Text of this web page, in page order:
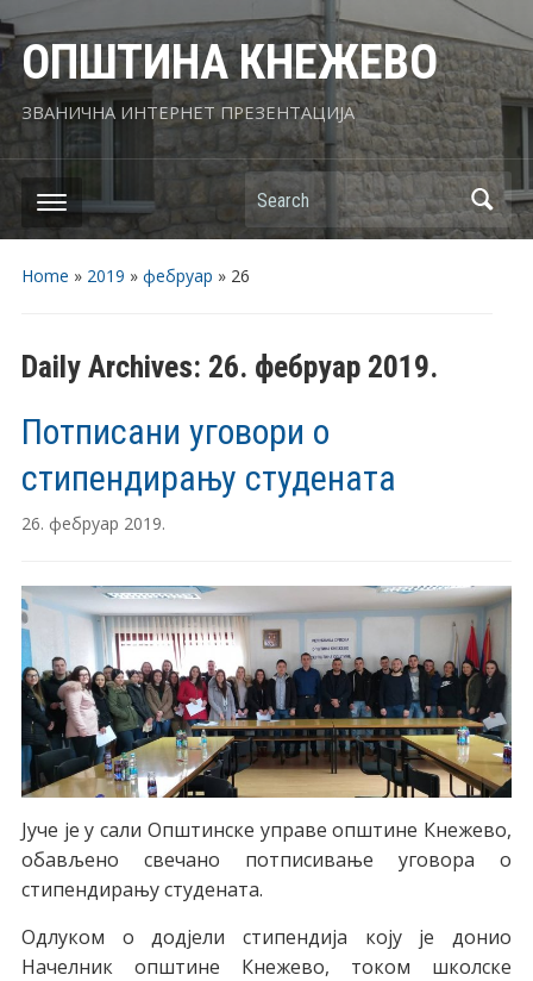
ОПШТИНА КНЕЖЕВО
ЗВАНИЧНА ИНТЕРНЕТ ПРЕЗЕНТАЦИЈА
Search
Home » 2019 » фебруар » 26
Daily Archives: 26. фебруар 2019.
Потписани уговори о
стипендирању студената
26. фебруар 2019.
Јуче је у сали Општинске управе општине Кнежево,
обављено свечано потписивање уговора о
стипендирању студената.
Одлуком о додјели стипендија коју је донио
Начелник општине Кнежево, током школске